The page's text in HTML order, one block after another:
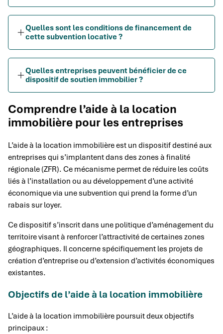
Quelles sont les conditions de financement de
cette subvention locative ?
Quelles entreprises peuvent bénéficier de ce
dispositif de soutien immobilier ?
Comprendre l’aide à la location
immobilière pour les entreprises
L’aide à la location immobilière est un dispositif destiné aux
entreprises qui s’implantent dans des zones à finalité
régionale (ZFR). Ce mécanisme permet de réduire les coûts
liés à l’installation ou au développement d’une activité
économique via une subvention qui prend la forme d’un
rabais sur loyer.
Ce dispositif s’inscrit dans une politique d’aménagement du
territoire visant à renforcer l’attractivité de certaines zones
géographiques. Il concerne spécifiquement les projets de
création d’entreprise ou d’extension d’activités économiques
existantes.
Objectifs de l’aide à la location immobilière
L’aide à la location immobilière poursuit deux objectifs
principaux :